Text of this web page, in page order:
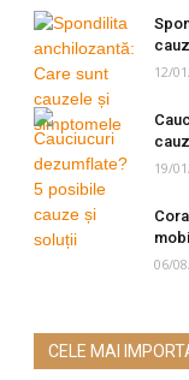
12/
19/
06/
CELE MAI